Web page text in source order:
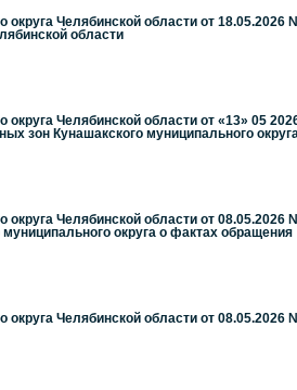
округа Челябинской области от
области
округа Челябинской области от «13» 05
зон Кунашакского муниципального округа
Челябинской области от
округа о фактах обращения
Челябинской области от